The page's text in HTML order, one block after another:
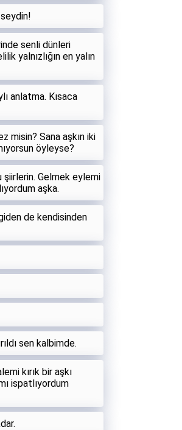
senli dünleri
yalnızlığın en yalın
anlatma. Kısaca
misin? Sana aşkın iki
öyleyse?
şiirlerin. Gelmek eylemi
aşka.
de kendisinden
sen kalbimde.
kırık bir aşkı
ispatlıyordum